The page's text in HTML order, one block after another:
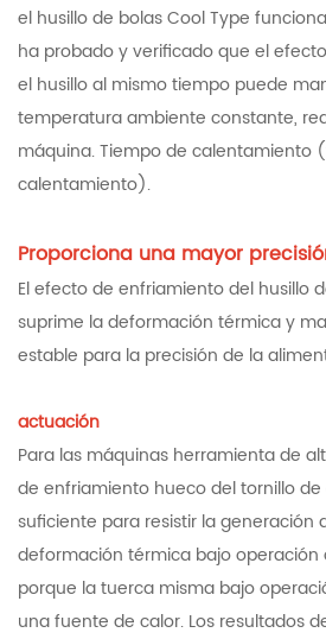
el husillo de bolas Cool Type
ha probado y verificado que el
el husillo al mismo tiempo puede
temperatura ambiente constante,
máquina. Tiempo de calentamiento
calentamiento).
Proporciona una mayor
El efecto de enfriamiento del husillo
suprime la deformación térmica y
estable para la precisión de la
actuación
Para las máquinas herramienta de
de enfriamiento hueco del tornillo
suficiente para resistir la generación
deformación térmica bajo operación
porque la tuerca misma bajo
una fuente de calor. Los resultados